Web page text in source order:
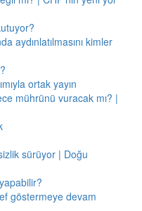
aydınlatılmasını kimler
ortak yayın
mührünü vuracak mı? |
sürüyor | Doğu
göstermeye devam